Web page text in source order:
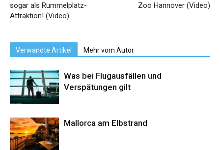
sogar als Rummelplatz-
Attraktion! (Video)
Zoo Hannover (Video)
Verwandte Artikel Mehr vom Autor
Was bei Flugausfällen und
Verspätungen gilt
Mallorca am Elbstrand